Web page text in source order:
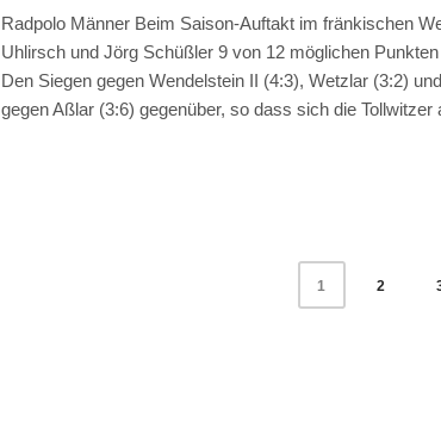
Radpolo Männer Beim Saison-Auftakt im fränkischen
Uhlirsch und Jörg Schüßler 9 von 12 möglichen
Den Siegen gegen Wendelstein II (4:3), Wetzlar (3:2)
gegen Aßlar (3:6) gegenüber, so dass sich die
1 2